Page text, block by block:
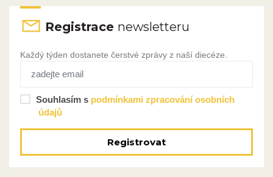
Registrace newsletteru
Každý týden dostanete čerstvé zprávy z naší diecéze.
Souhlasím s podmínkami zpracování osobních
údajů
Registrovat